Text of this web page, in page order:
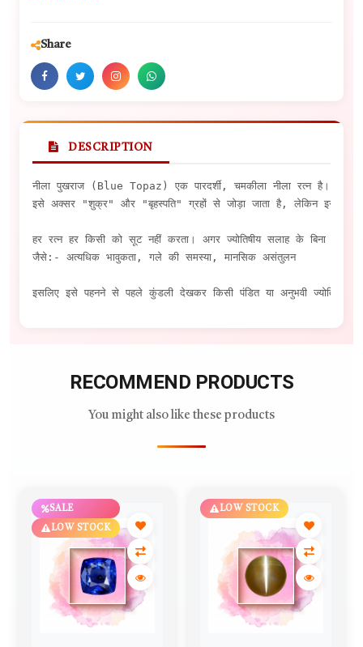
Share
DESCRIPTION
नीला पुखराज (Blue Topaz) एक पारदर्शी, चमकीला नीला रत्न है। यह
इसे अक्सर "शुक्र" और "बृहस्पति" ग्रहों से जोड़ा जाता है, लेकिन इसकी
हर रत्न हर किसी को सूट नहीं करता। अगर ज्योतिषीय सलाह के बिना
जैसे:- अत्यधिक भावुकता, गले की समस्या, मानसिक असंतुलन
इसलिए इसे पहनने से पहले कुंडली देखकर किसी पंडित या अनुभवी ज्योतिषी से
RECOMMEND PRODUCTS
You might also like these products
SALE
LOW STOCK
LOW STOCK